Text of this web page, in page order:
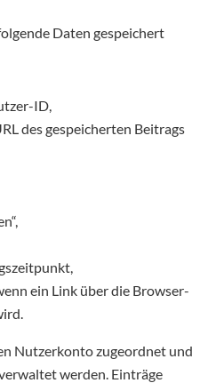
Daten gespeichert
ID,
des gespeicherten Beitrags
ein Link über die Browser-
Nutzerkonto zugeordnet und
werden. Einträge